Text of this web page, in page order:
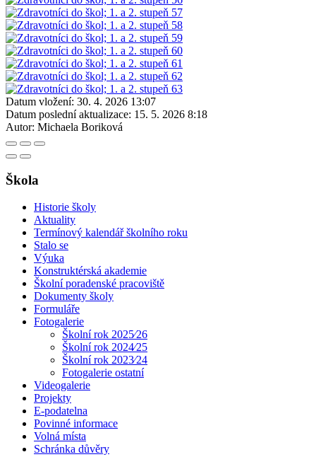
Datum vložení: 30. 4. 2026 13:07
Datum poslední aktualizace: 15. 5. 2026 8:18
Autor: Michaela Boriková
Škola
Historie školy
Aktuality
Termínový kalendář školního roku
Stalo se
Výuka
Konstruktérská akademie
Školní poradenské pracoviště
Dokumenty školy
Formuláře
Fotogalerie
Školní rok 2025⁄26
Školní rok 2024⁄25
Školní rok 2023⁄24
Fotogalerie ostatní
Videogalerie
Projekty
E-podatelna
Povinné informace
Volná místa
Schránka důvěry